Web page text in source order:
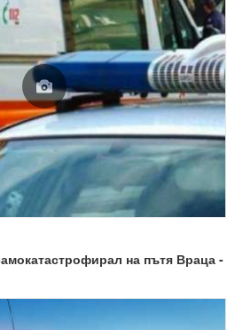
на пътя Враца -